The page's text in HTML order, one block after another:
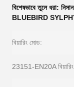
বিশেষভাবে তুলে ধরা:
BLUEBIRD
বিয়ারিং মোড:
23151-EN20A